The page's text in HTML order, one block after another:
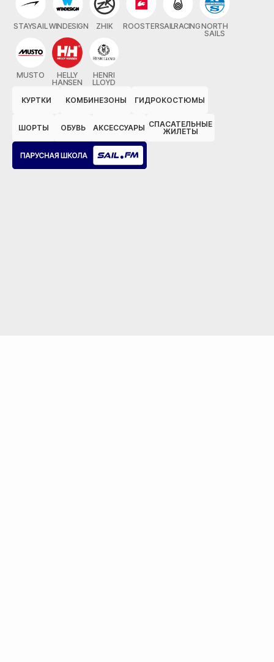
STAYSAILWINDESIGN ZHIK ROOSTERSAILRACINGNORTH
SAILS
MUSTO
HELLY
HANSEN
HENRI
LLOYD
КУРТКИ
КОМБИНЕЗОНЫ ГИДРОКОСТЮМЫ
ШОРТЫ ОБУВЬ АКСЕССУАРЫ СПАСАТЕЛЬНЫЕ
ЖИЛЕТЫ